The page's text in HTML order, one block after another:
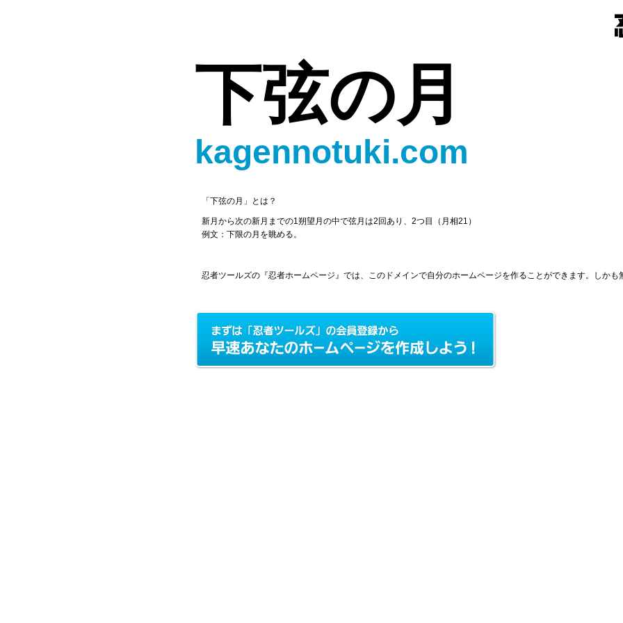
下弦の月
kagennotuki.com
「下弦の月」とは？
新月から次の新月までの1朔望月の中で弦月は2回あり、2つ目（月相21）
例文：下限の月を眺める。
忍者ツールズの『忍者ホームページ』では、このドメインで自分のホームページを作ることができます。しかも